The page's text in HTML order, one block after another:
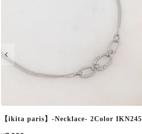
【ikita paris】-Necklace- 2Color IKN236